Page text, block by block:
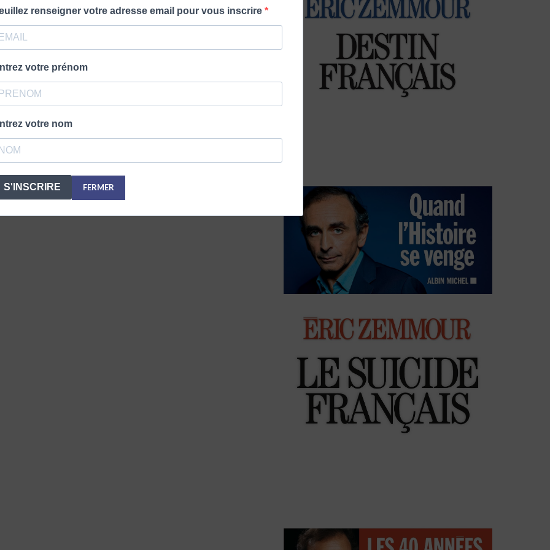
renseigner votre adresse email pour vous inscrire
votre prénom
votre nom
S'INSCRIRE FERMER